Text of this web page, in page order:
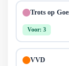
Trots op
Voor: 3
VVD